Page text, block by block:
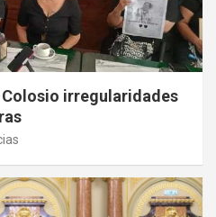
irregularidades